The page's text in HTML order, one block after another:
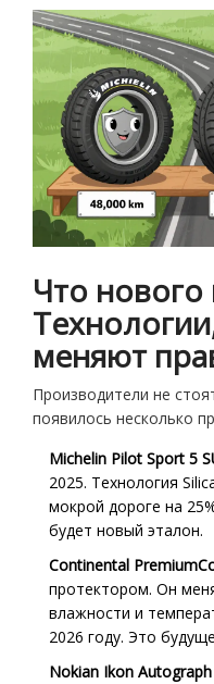
Что нового
меняют
Производители не
появилось несколько
Michelin Pilot Sport 5
2025. Технология
мокрой дороге на
будет новый эталон.
Continental
протектором. Он
влажности и
2026 году. Это
Nokian Ikon